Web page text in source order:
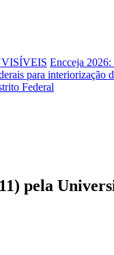
Encceja
para interiorização
Federal
pela